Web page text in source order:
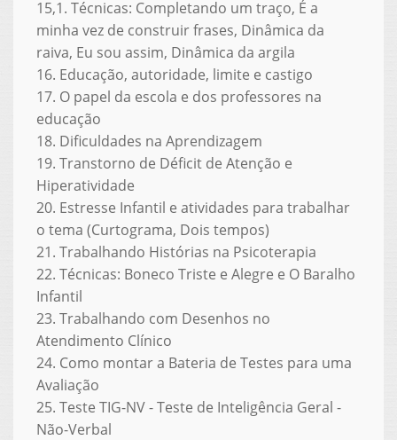
15,1. Técnicas: Completando um traço, É a
minha vez de construir frases, Dinâmica da
raiva, Eu sou assim, Dinâmica da argila
16. Educação, autoridade, limite e castigo
17. O papel da escola e dos professores na
educação
18. Dificuldades na Aprendizagem
19. Transtorno de Déficit de Atenção e
Hiperatividade
20. Estresse Infantil e atividades para trabalhar
o tema (Curtograma, Dois tempos)
21. Trabalhando Histórias na Psicoterapia
22. Técnicas: Boneco Triste e Alegre e O Baralho
Infantil
23. Trabalhando com Desenhos no
Atendimento Clínico
24. Como montar a Bateria de Testes para uma
Avaliação
25. Teste TIG-NV - Teste de Inteligência Geral -
Não-Verbal